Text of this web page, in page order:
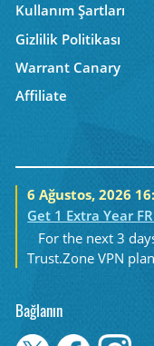
Kullanım Şartları
Gizlilik Politikası
Warrant Canary
Affiliate
6 Ağustos, 2026
Get 1 Extra Year
For the next 3
Trust.Zone VPN
Bağlanın